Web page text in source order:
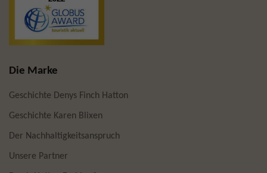
Die Marke
Geschichte Denys Finch Hatton
Geschichte Karen Blixen
Der Nachhaltigkeitsanspruch
Unsere Partner